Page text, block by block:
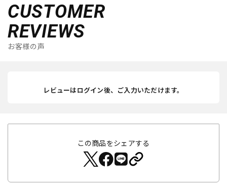
CUSTOMER
REVIEWS
お客様の声
レビューはログイン後、ご入力いただけます。
この商品をシェアする